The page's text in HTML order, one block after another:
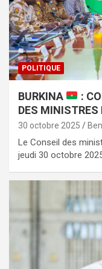
POLITIQUE
BURKINA
:
DES MINISTRES
30 octobre 2025
Le Conseil des
jeudi 30 octobre